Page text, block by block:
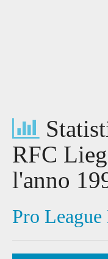
RFC
l'anno
Pro